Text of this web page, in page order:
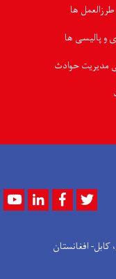
طرزالعمل ها
و پالیسی ها
مدیریت حوادث
YoutubeLinkedInFacebook
افغانستان